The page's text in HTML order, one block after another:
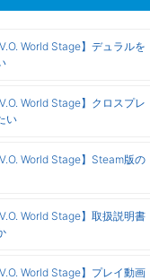
World Stage】デュラルを
World Stage】クロスプレ
い
World Stage】Steam版の
World Stage】取扱説明書
World Stage】プレイ動画